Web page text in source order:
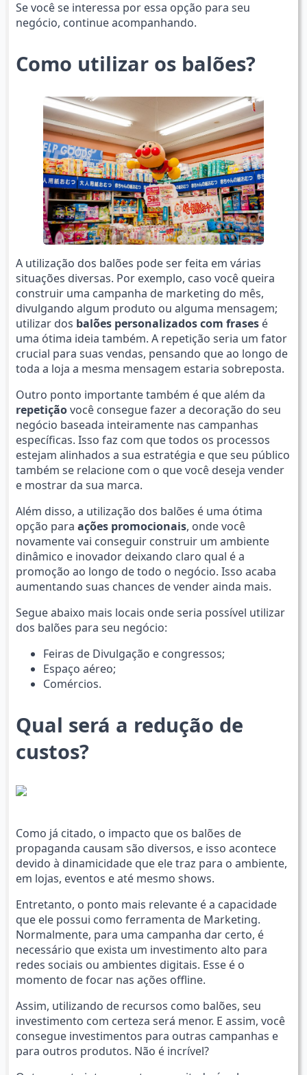
Se você se interessa por essa opção para seu
negócio, continue acompanhando.
Como utilizar os balões?
A utilização dos balões pode ser feita em várias
situações diversas. Por exemplo, caso você queira
construir uma campanha de marketing do mês,
divulgando algum produto ou alguma mensagem;
utilizar dos balões personalizados com frases é
uma ótima ideia também. A repetição seria um fator
crucial para suas vendas, pensando que ao longo de
toda a loja a mesma mensagem estaria sobreposta.
Outro ponto importante também é que além da
repetiçãovocê consegue fazer a decoração do seu
negócio baseada inteiramente nas campanhas
específicas. Isso faz com que todos os processos
estejam alinhados a sua estratégia e que seu público
também se relacione com o que você deseja vender
e mostrar da sua marca.
Além disso, a utilização dos balões é uma ótima
opção para ações promocionais, onde você
novamente vai conseguir construir um ambiente
dinâmico e inovador deixando claro qual é a
promoção ao longo de todo o negócio. Isso acaba
aumentando suas chances de vender ainda mais.
Segue abaixo mais locais onde seria possível utilizar
dos balões para seu negócio:
Feiras de Divulgação e congressos;
Espaço aéreo;
Comércios.
Qual será a redução de
custos?
Como já citado, o impacto que os balões de
propaganda causam são diversos, e isso acontece
devido à dinamicidade que ele traz para o ambiente,
em lojas, eventos e até mesmo shows.
Entretanto, o ponto mais relevante é a capacidade
que ele possui como ferramenta de Marketing.
Normalmente, para uma campanha dar certo, é
necessário que exista um investimento alto para
redes sociais ou ambientes digitais. Esse é o
momento de focar nas ações offline.
Assim, utilizando de recursos como balões, seu
investimento com certeza será menor. E assim, você
consegue investimentos para outras campanhas e
para outros produtos. Não é incrível?